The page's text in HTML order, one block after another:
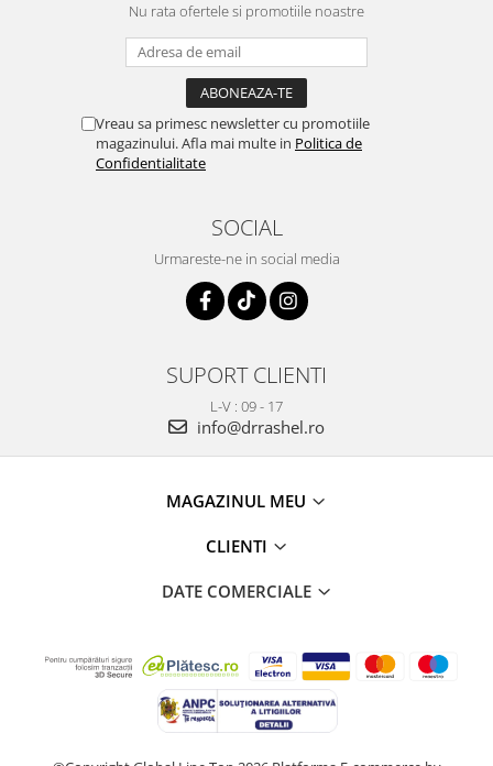
Nu rata ofertele si promotiile noastre
Vreau sa primesc newsletter cu promotiile
magazinului. Afla mai multe in Politica de
Confidentialitate
SOCIAL
Urmareste-ne in social media
SUPORT CLIENTI
L-V : 09 - 17
info@drrashel.ro
MAGAZINUL MEU
CLIENTI
DATE COMERCIALE